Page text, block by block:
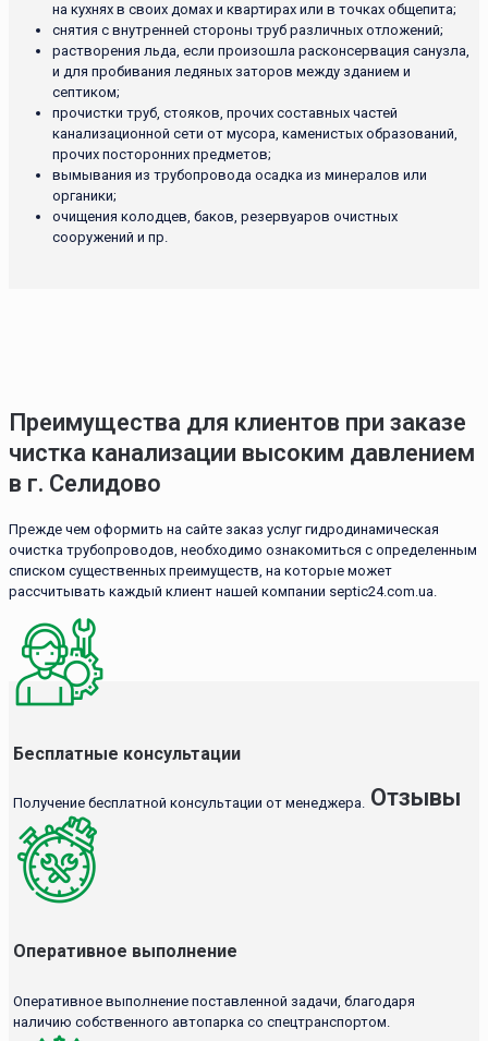
на кухнях в своих домах и квартирах или в точках общепита;
снятия с внутренней стороны труб различных отложений;
растворения льда, если произошла расконсервация санузла,
и для пробивания ледяных заторов между зданием и
септиком;
прочистки труб, стояков, прочих составных частей
канализационной сети от мусора, каменистых образований,
прочих посторонних предметов;
вымывания из трубопровода осадка из минералов или
органики;
очищения колодцев, баков, резервуаров очистных
сооружений и пр.
Преимущества для клиентов при заказе
чистка канализации высоким давлением
в г. Селидово
Прежде чем оформить на сайте заказ услуг гидродинамическая
очистка трубопроводов, необходимо ознакомиться с определенным
списком существенных преимуществ, на которые может
рассчитывать каждый клиент нашей компании septic24.com.ua.
Бесплатные консультации
Получение бесплатной консультации от менеджера.
Оперативное выполнение
Оперативное выполнение поставленной задачи, благодаря
наличию собственного автопарка со спецтранспортом.
Отзывы